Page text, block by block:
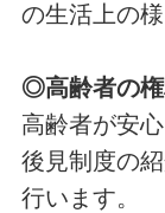
の生活上の
◎高齢者の
高齢者が安
後見制度の
行います。